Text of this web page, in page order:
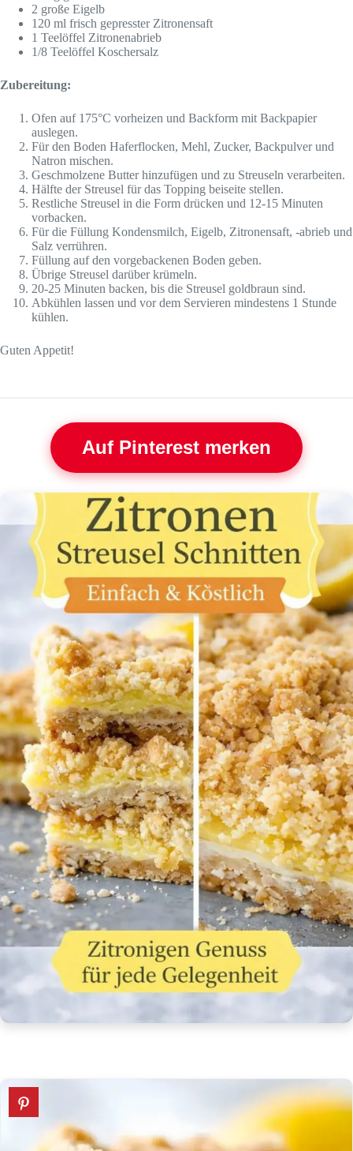
2 große Eigelb
120 ml frisch gepresster Zitronensaft
1 Teelöffel Zitronenabrieb
1/8 Teelöffel Koschersalz
Zubereitung:
Ofen auf 175°C vorheizen und Backform mit Backpapier
auslegen.
Für den Boden Haferflocken, Mehl, Zucker, Backpulver und
Natron mischen.
Geschmolzene Butter hinzufügen und zu Streuseln verarbeiten.
Hälfte der Streusel für das Topping beiseite stellen.
Restliche Streusel in die Form drücken und 12-15 Minuten
vorbacken.
Für die Füllung Kondensmilch, Eigelb, Zitronensaft, -abrieb und
Salz verrühren.
Füllung auf den vorgebackenen Boden geben.
Übrige Streusel darüber krümeln.
20-25 Minuten backen, bis die Streusel goldbraun sind.
Abkühlen lassen und vor dem Servieren mindestens 1 Stunde
kühlen.
Guten Appetit!
Auf Pinterest merken